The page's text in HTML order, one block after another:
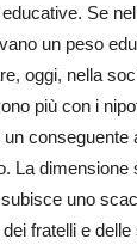
Se
un peso
oggi, nella
più con i
conseguente
La dimensione
uno
fratelli e